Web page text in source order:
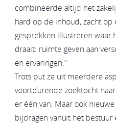
combineerde altijd het
hard op de inhoud, zacht op
gesprekken illustreren waar
draait: ruimte geven aan
en ervaringen."
Trots put ze uit meerdere
voortdurende zoektocht
er één van. Maar ook
bijdragen vanuit het